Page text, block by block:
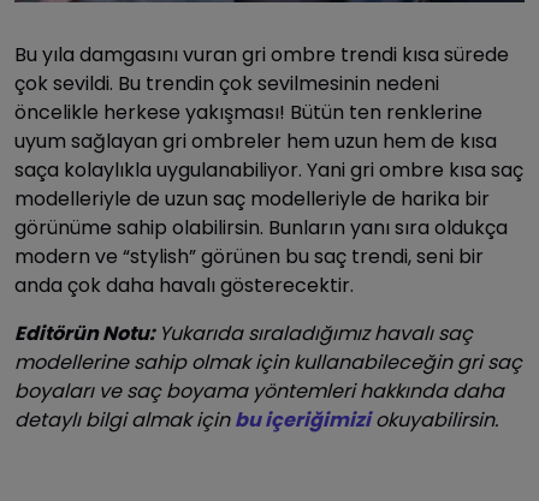
Bu yıla damgasını vuran gri ombre trendi kısa sürede
çok sevildi. Bu trendin çok sevilmesinin nedeni
öncelikle herkese yakışması! Bütün ten renklerine
uyum sağlayan gri ombreler hem uzun hem de kısa
saça kolaylıkla uygulanabiliyor. Yani gri ombre kısa saç
modelleriyle de uzun saç modelleriyle de harika bir
görünüme sahip olabilirsin. Bunların yanı sıra oldukça
modern ve “stylish” görünen bu saç trendi, seni bir
anda çok daha havalı gösterecektir.
Editörün Notu: Yukarıda sıraladığımız havalı saç
modellerine sahip olmak için kullanabileceğin gri saç
boyaları ve saç boyama yöntemleri hakkında daha
detaylı bilgi almak içinbu içeriğimiziokuyabilirsin.